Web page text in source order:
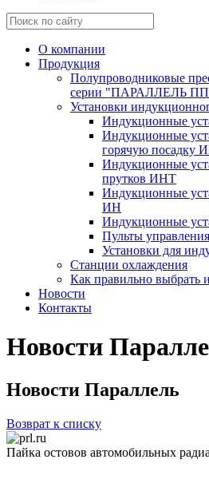
О компании
Продукция
Полупроводниковые
серии "ПАРАЛЛЕЛЬ
Установки
Индукционные
Индукционные
горячую посадку
Индукционные
прутков ИНТ
Индукционные
ИН
Индукционные
Пульты
Установки для
Станции охлаждения
Как правильно выбрать
Новости
Контакты
Новости
Новости Параллель
Возврат к списку
Пайка остовов автомобильных